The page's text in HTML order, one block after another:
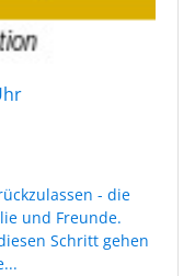
- die
und Freunde.
Schritt gehen